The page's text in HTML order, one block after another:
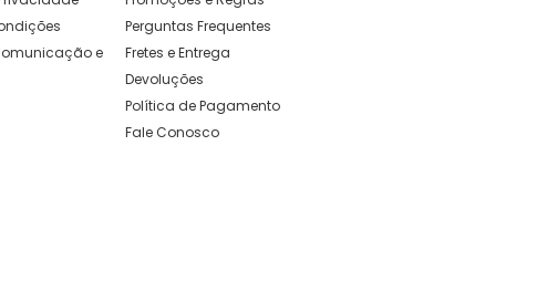
e
Perguntas Frequentes
Fretes e Entrega
Devoluções
Política de Pagamento
Fale Conosco